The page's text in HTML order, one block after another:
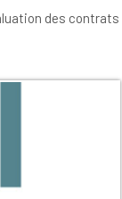
des contrats